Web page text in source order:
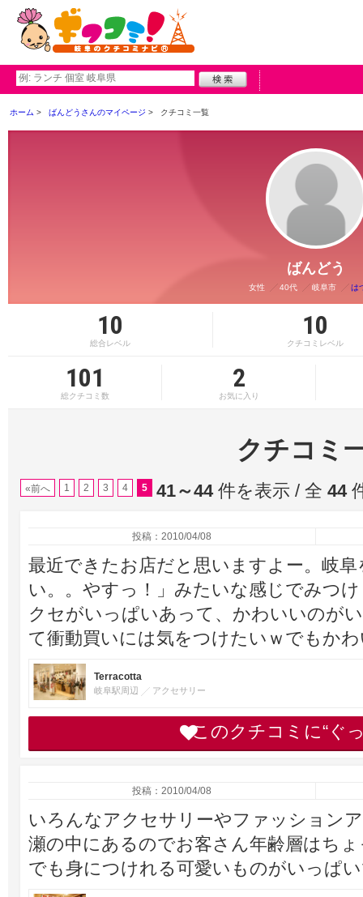
ホーム ばんどうさんのマイページ クチコミ一覧
ばんどう
女性 40代 岐阜市 は
10
総合レベル
10
クチコミレベル
101
総クチコミ数
2
お気に入り
クチコミ
«前へ 1 2 3 4 5 41～44件を表示 / 全 44
投稿：2010/04/08
最近できたお店だと思いますよー。岐
い。。やすっ！」みたいな感じでみつ
クセがいっぱいあって、かわいいのが
て衝動買いには気をつけたいｗでもか
Terracotta
岐阜駅周辺 アクセサリー
このクチコミに“ぐ
投稿：2010/04/08
いろんなアクセサリーやファッション
瀬の中にあるのでお客さん年齢層はち
でも身につけれる可愛いものがいっぱ